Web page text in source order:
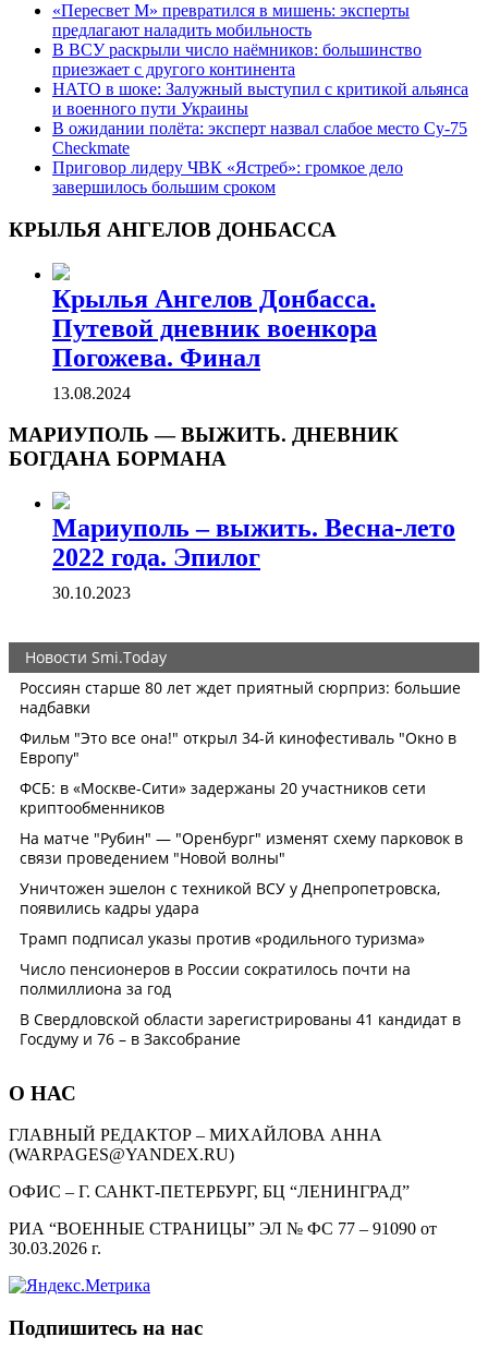
«Пересвет М» превратился в мишень: эксперты
предлагают наладить мобильность
В ВСУ раскрыли число наёмников: большинство
приезжает с другого континента
НАТО в шоке: Залужный выступил с критикой альянса
и военного пути Украины
В ожидании полёта: эксперт назвал слабое место Су-75
Checkmate
Приговор лидеру ЧВК «Ястреб»: громкое дело
завершилось большим сроком
КРЫЛЬЯ АНГЕЛОВ ДОНБАССА
Крылья Ангелов Донбасса.
Путевой дневник военкора
Погожева. Финал
13.08.2024
МАРИУПОЛЬ — ВЫЖИТЬ. ДНЕВНИК
БОГДАНА БОРМАНА
Мариуполь – выжить. Весна-лето
2022 года. Эпилог
30.10.2023
О НАС
ГЛАВНЫЙ РЕДАКТОР – МИХАЙЛОВА АННА
(WARPAGES@YANDEX.RU)
ОФИС – Г. САНКТ-ПЕТЕРБУРГ, БЦ “ЛЕНИНГРАД”
РИА “ВОЕННЫЕ СТРАНИЦЫ” ЭЛ № ФС 77 – 91090 от
30.03.2026 г.
Подпишитесь на нас